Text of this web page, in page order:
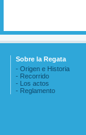
Sobre la Regata
- Origen e Historia
- Recorrido
- Los actos
- Reglamento